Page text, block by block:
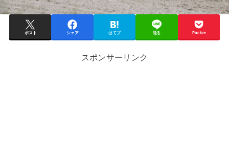
ポスト シェア はてブ 送る Pocket
スポンサーリンク